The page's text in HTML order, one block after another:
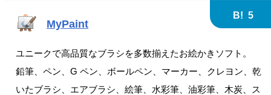
MyPaint
B! 5
ユニークで高品質なブラシを多数揃えたお絵かきソフト。
鉛筆、ペン、G ペン、ボールペン、マーカー、クレヨン、乾
いたブラシ、エアブラシ、絵筆、水彩筆、油彩筆、木炭、ス